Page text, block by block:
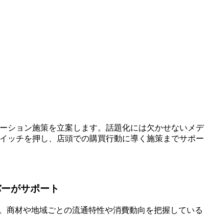
ション施策を立案します。話題化には欠かせないメデ
ッチを押し、店頭での購買行動に導く施策までサポー
がサポート
商材や地域ごとの流通特性や消費動向を把握している